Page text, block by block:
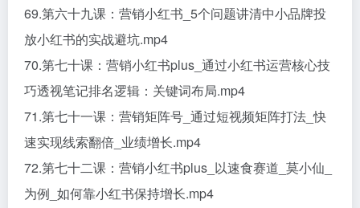
69.第六十九课：营销小红书_5个问题讲清中小品牌投
放小红书的实战避坑.mp4
70.第七十课：营销小红书plus_通过小红书运营核心技
巧透视笔记排名逻辑：关键词布局.mp4
71.第七十一课：营销矩阵号_通过短视频矩阵打法_快
速实现线索翻倍_业绩增长.mp4
72.第七十二课：营销小红书plus_以速食赛道_莫小仙_
为例_如何靠小红书保持增长.mp4